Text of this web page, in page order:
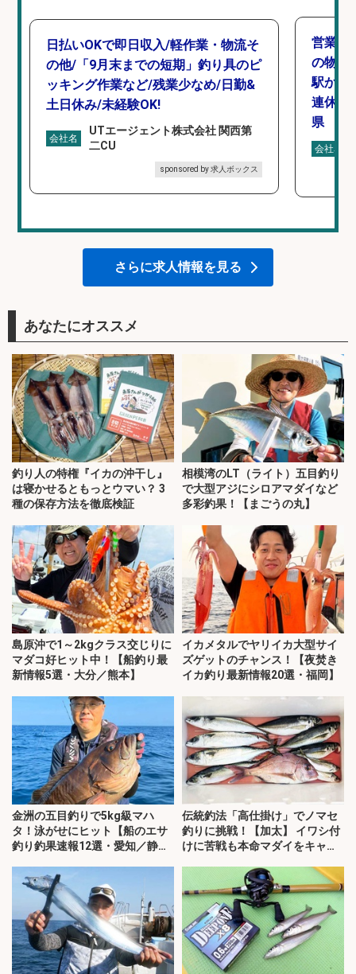
日払いOKで即日収入/軽作業・物流そ
の他/「9月末までの短期」釣り具のピ
ッキング作業など/残業少なめ/日勤&
土日休み/未経験OK!
会社名
UTエージェント株式会社 関西第
二CU
sponsored by 求人ボックス
営業事
の物流
駅から
連休あ
県
会社名
さらに求人情報を見る
あなたにオススメ
釣り人の特権『イカの沖干し』
は寝かせるともっとウマい？ 3
種の保存方法を徹底検証
相模湾のLT（ライト）五目釣り
で大型アジにシロアマダイなど
多彩釣果！【まごうの丸】
島原沖で1～2kgクラス交じりに
マダコ好ヒット中！【船釣り最
新情報5選・大分／熊本】
イカメタルでヤリイカ大型サイ
ズゲットのチャンス！【夜焚き
イカ釣り最新情報20選・福岡】
金洲の五目釣りで5kg級マハ
タ！泳がせにヒット【船のエサ
釣り釣果速報12選・愛知／静
伝統釣法「高仕掛け」でノマセ
釣りに挑戦！【加太】 イワシ付
けに苦戦も本命マダイをキャッ